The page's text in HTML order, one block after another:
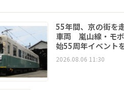
55年間、京の街を
車両 嵐山線・モ
始55周年イベント
2026.08.06 11:30